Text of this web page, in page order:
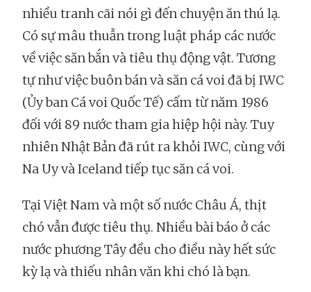
nhiều tranh cãi nói gì đến chuyện ăn thú lạ.
Có sự mâu thuẫn trong luật pháp các nước
về việc săn bắn và tiêu thụ động vật. Tương
tự như việc buôn bán và săn cá voi đã bị IWC
(Ủy ban Cá voi Quốc Tế) cấm từ năm 1986
đối với 89 nước tham gia hiệp hội này. Tuy
nhiên Nhật Bản đã rút ra khỏi IWC, cùng với
Na Uy và Iceland tiếp tục săn cá voi.
Tại Việt Nam và một số nước Châu Á, thịt
chó vẫn được tiêu thụ. Nhiều bài báo ở các
nước phương Tây đều cho điều này hết sức
kỳ lạ và thiếu nhân văn khi chó là bạn.